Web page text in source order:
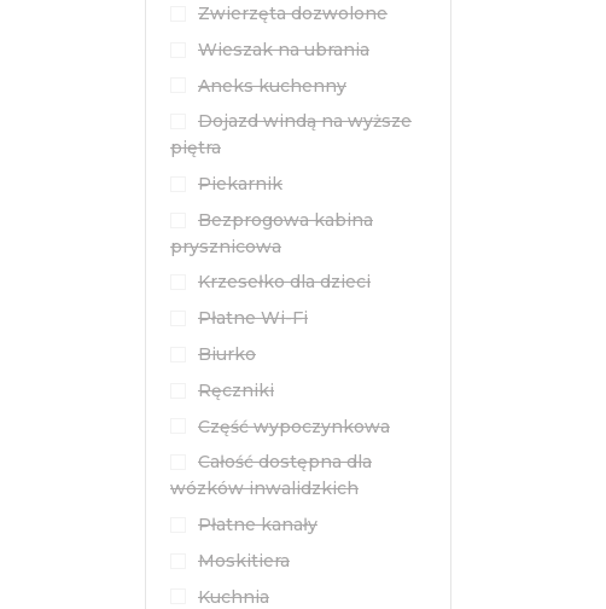
Zwierzęta dozwolone
Wieszak na ubrania
Aneks kuchenny
Dojazd windą na wyższe
piętra
Piekarnik
Bezprogowa kabina
prysznicowa
Krzesełko dla dzieci
Płatne Wi-Fi
Biurko
Ręczniki
Część wypoczynkowa
Całość dostępna dla
wózków inwalidzkich
Płatne kanały
Moskitiera
Kuchnia